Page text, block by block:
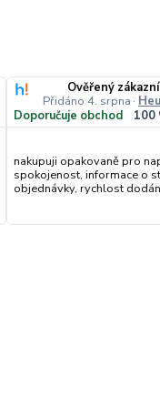
Ověřený
Přidáno 4. srpna ·
Doporučuje obchod
100
nakupuji opakovaně pro
spokojenost, informace o
objednávky, rychlost